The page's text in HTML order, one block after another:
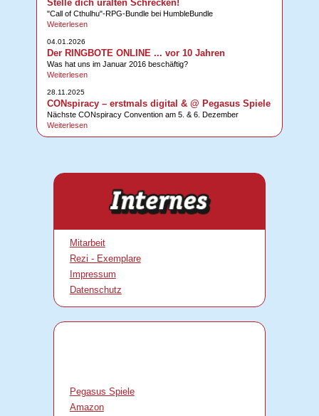
Stelle dich uralten Schrecken!
"Call of Cthulhu"-RPG-Bundle bei HumbleBundle
Weiterlesen
04.01.2026
Der RINGBOTE ONLINE ... vor 10 Jahren
Was hat uns im Januar 2016 beschäftig?
Weiterlesen
28.11.2025
CONspiracy – erstmals digital & @ Pegasus Spiele
Nächste CONspiracy Convention am 5. & 6. Dezember
Weiterlesen
Mitarbeit
Rezi - Exemplare
Impressum
Datenschutz
Pegasus Spiele
Amazon